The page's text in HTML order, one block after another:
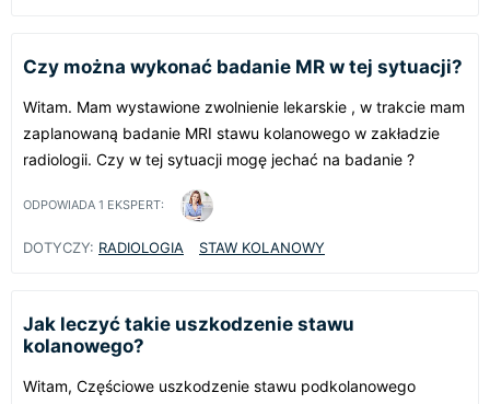
Czy można wykonać badanie MR w tej sytuacji?
Witam. Mam wystawione zwolnienie lekarskie , w trakcie mam
zaplanowaną badanie MRI stawu kolanowego w zakładzie
radiologii. Czy w tej sytuacji mogę jechać na badanie ?
ODPOWIADA 1 EKSPERT:
DOTYCZY: RADIOLOGIA STAW KOLANOWY
Jak leczyć takie uszkodzenie stawu
kolanowego?
Witam, Częściowe uszkodzenie stawu podkolanowego